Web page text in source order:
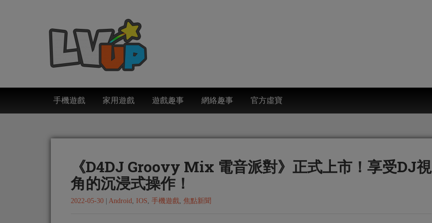
手機遊戲 家用遊戲 遊戲趣事 網絡趣事 官方虛寶
《D4DJ Groovy Mix 電音派對》正式上市！享受DJ視
角的沉浸式操作！
2022-05-30 Android, IOS, 手機遊戲, 焦點新聞